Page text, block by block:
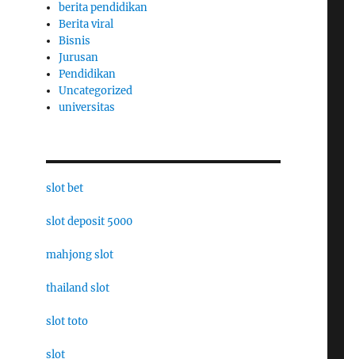
berita pendidikan
Berita viral
Bisnis
Jurusan
Pendidikan
Uncategorized
universitas
slot bet
slot deposit 5000
mahjong slot
thailand slot
slot toto
slot